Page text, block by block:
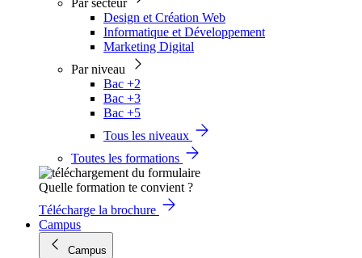
Par secteur
Design et Création Web
Informatique et Développement
Marketing Digital
Par niveau
Bac +2
Bac +3
Bac +5
Tous les niveaux
Toutes les formations
Quelle formation te convient ?
Télécharge la brochure
Campus
Campus